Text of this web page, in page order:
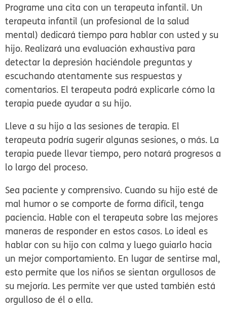
Programe una cita con un terapeuta infantil. Un
terapeuta infantil (un profesional de la salud
mental) dedicará tiempo para hablar con usted y su
hijo. Realizará una evaluación exhaustiva para
detectar la depresión haciéndole preguntas y
escuchando atentamente sus respuestas y
comentarios. El terapeuta podrá explicarle cómo la
terapia puede ayudar a su hijo.
Lleve a su hijo a las sesiones de terapia. El
terapeuta podría sugerir algunas sesiones, o más. La
terapia puede llevar tiempo, pero notará progresos a
lo largo del proceso.
Sea paciente y comprensivo. Cuando su hijo esté de
mal humor o se comporte de forma difícil, tenga
paciencia. Hable con el terapeuta sobre las mejores
maneras de responder en estos casos. Lo ideal es
hablar con su hijo con calma y luego guiarlo hacia
un mejor comportamiento. En lugar de sentirse mal,
esto permite que los niños se sientan orgullosos de
su mejoría. Les permite ver que usted también está
orgulloso de él o ella.